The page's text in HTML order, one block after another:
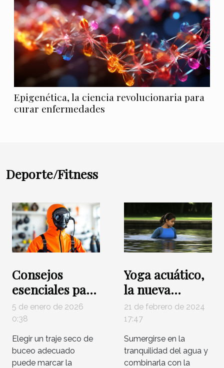
Epigenética, la ciencia revolucionaria para
curar enfermedades
Deporte/Fitness
Consejos
esenciales para
elegir y
mantener tu
traje seco de
buceo
5 de enero de 2026
0:38
Elegir un traje seco de
buceo adecuado
puede marcar la
Yoga acuático,
la nueva
tendencia para
acondicionar el
cuerpo
21 de febrero de 2024
17:47
Sumergirse en la
tranquilidad del agua y
combinarla con la